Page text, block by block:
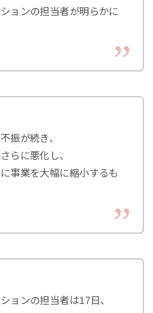
ョンの担当者が明らかに
振が続き、
らに悪化し、
事業を大幅に縮小するも
ョンの担当者は17日、